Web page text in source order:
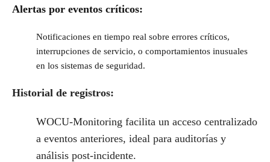
Alertas por eventos críticos:
Notificaciones en tiempo real sobre errores críticos,
interrupciones de servicio, o comportamientos inusuales
en los sistemas de seguridad.
Historial de registros:
WOCU-Monitoring facilita un acceso centralizado
a eventos anteriores, ideal para auditorías y
análisis post-incidente.